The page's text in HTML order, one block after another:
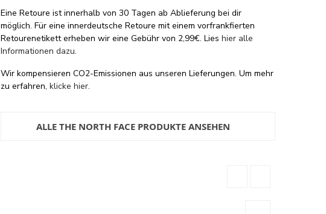
Eine Retoure ist innerhalb von 30 Tagen ab Ablieferung bei dir
möglich. Für eine innerdeutsche Retoure mit einem vorfrankfierten
Retourenetikett erheben wir eine Gebühr von 2,99€. Lieshier alle
Informationen dazu.
Wir kompensieren CO2-Emissionen aus unseren Lieferungen. Um mehr
zu erfahren,klicke hier.
ALLE THE NORTH FACE PRODUKTE ANSEHEN